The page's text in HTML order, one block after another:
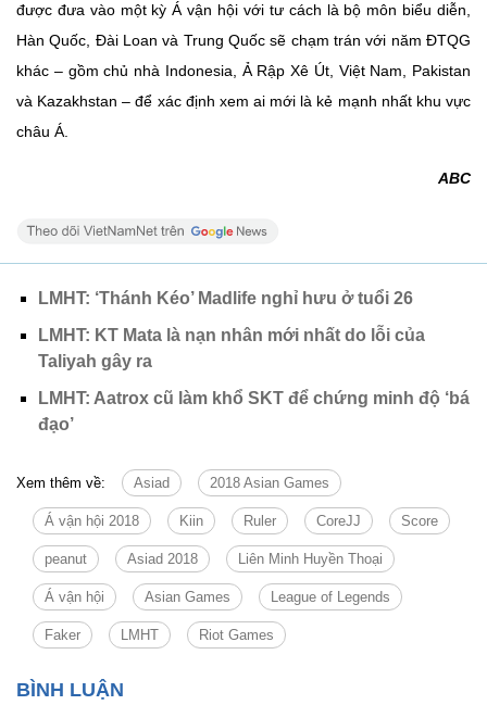
được đưa vào một kỳ Á vận hội với tư cách là bộ môn biểu diễn,
Hàn Quốc, Đài Loan và Trung Quốc sẽ chạm trán với năm ĐTQG
khác – gồm chủ nhà Indonesia, Ả Rập Xê Út, Việt Nam, Pakistan
và Kazakhstan – để xác định xem ai mới là kẻ mạnh nhất khu vực
châu Á.
ABC
LMHT: ‘Thánh Kéo’ Madlife nghỉ hưu ở tuổi 26
LMHT: KT Mata là nạn nhân mới nhất do lỗi của
Taliyah gây ra
LMHT: Aatrox cũ làm khổ SKT để chứng minh độ ‘bá
đạo’
Xem thêm về: Asiad 2018 Asian Games
Á vận hội 2018 Kiin Ruler CoreJJ Score
peanut Asiad 2018 Liên Minh Huyền Thoại
Á vận hội Asian Games League of Legends
Faker LMHT Riot Games